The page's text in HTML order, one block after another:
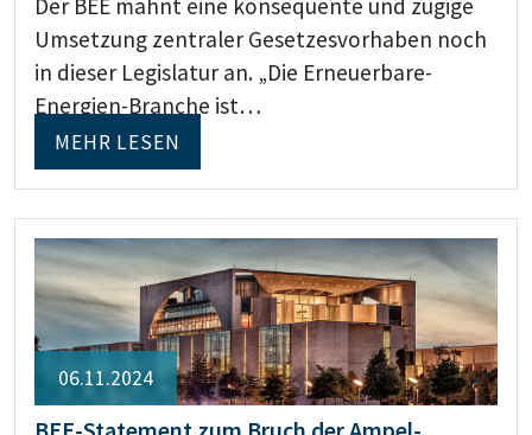
Der BEE mahnt eine konsequente und zügige
Umsetzung zentraler Gesetzesvorhaben noch
in dieser Legislatur an. „Die Erneuerbare-
Energien-Branche ist…
MEHR LESEN
06.11.2024